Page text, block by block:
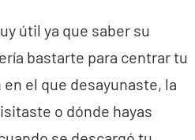
útil ya que saber su
bastarte para centrar tu
el que desayunaste, la
o dónde hayas